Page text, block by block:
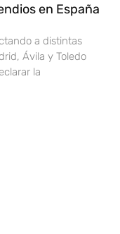
en España
a distintas
Ávila y Toledo
la